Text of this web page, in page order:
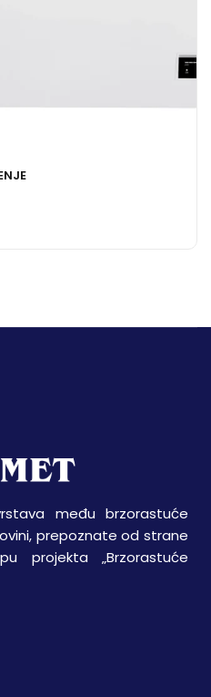
među brzorastuće
prepoznate od strane
projekta „Brzorastuće